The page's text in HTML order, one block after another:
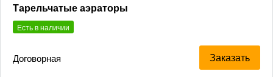
Тарельчатые аэраторы
Есть в наличии
Договорная Заказать